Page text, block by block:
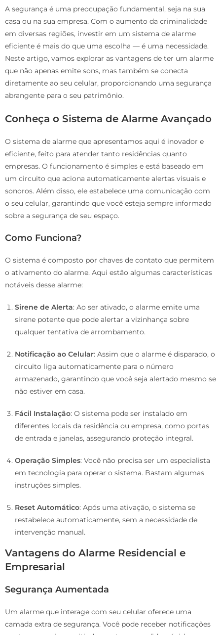
A segurança é uma preocupação fundamental, seja na sua
casa ou na sua empresa. Com o aumento da criminalidade
em diversas regiões, investir em um sistema de alarme
eficiente é mais do que uma escolha — é uma necessidade.
Neste artigo, vamos explorar as vantagens de ter um alarme
que não apenas emite sons, mas também se conecta
diretamente ao seu celular, proporcionando uma segurança
abrangente para o seu patrimônio.
Conheça o Sistema de Alarme Avançado
O sistema de alarme que apresentamos aqui é inovador e
eficiente, feito para atender tanto residências quanto
empresas. O funcionamento é simples e está baseado em
um circuito que aciona automaticamente alertas visuais e
sonoros. Além disso, ele estabelece uma comunicação com
o seu celular, garantindo que você esteja sempre informado
sobre a segurança de seu espaço.
Como Funciona?
O sistema é composto por chaves de contato que permitem
o ativamento do alarme. Aqui estão algumas características
notáveis desse alarme:
Sirene de Alerta: Ao ser ativado, o alarme emite uma
sirene potente que pode alertar a vizinhança sobre
qualquer tentativa de arrombamento.
Notificação ao Celular: Assim que o alarme é disparado, o
circuito liga automaticamente para o número
armazenado, garantindo que você seja alertado mesmo se
não estiver em casa.
Fácil Instalação: O sistema pode ser instalado em
diferentes locais da residência ou empresa, como portas
de entrada e janelas, assegurando proteção integral.
Operação Simples: Você não precisa ser um especialista
em tecnologia para operar o sistema. Bastam algumas
instruções simples.
Reset Automático: Após uma ativação, o sistema se
restabelece automaticamente, sem a necessidade de
intervenção manual.
Vantagens do Alarme Residencial e
Empresarial
Segurança Aumentada
Um alarme que interage com seu celular oferece uma
camada extra de segurança. Você pode receber notificações